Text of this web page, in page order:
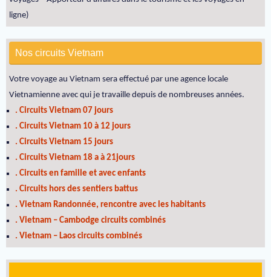
ligne)
Nos circuits Vietnam
Votre voyage au Vietnam sera effectué par une agence locale
Vietnamienne avec qui je travaille depuis de nombreuses années.
. Circuits Vietnam 07 jours
. Circuits Vietnam 10 à 12 jours
. Circuits Vietnam 15 jours
. Circuits Vietnam 18 a à 21jours
. Circuits en famille et avec enfants
. Circuits hors des sentiers battus
. Vietnam Randonnée, rencontre avec les habitants
. Vietnam – Cambodge circuits combinés
. Vietnam – Laos circuits combinés